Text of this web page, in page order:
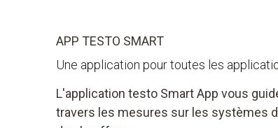
APP TESTO SMART
Une application pour toutes les
L'application testo Smart App vous
travers les mesures sur les systèmes